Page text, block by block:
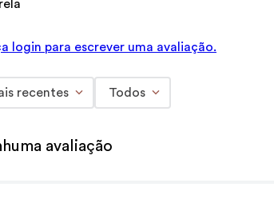
login para escrever uma avaliação.
recentes Todos
avaliação